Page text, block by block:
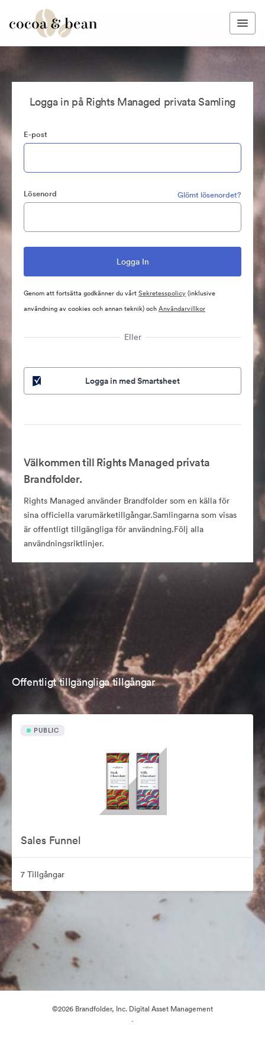
Logga in på Rights Managed privata Samling
E-post
Lösenord Glömt lösenordet?
Genom att fortsätta godkänner du vårtSekretesspolicy(inklusive
användning av cookies och annan teknik) ochAnvändarvillkor
Eller
Logga in med Smartsheet
Välkommen till Rights Managed privata
Brandfolder.
Rights Managed använder Brandfolder som en källa för
sina officiella varumärketillgångar.Samlingarna som visas
är offentligt tillgängliga för användning.Följ alla
användningsriktlinjer.
Offentligt tillgängliga tillgångar
PUBLIC
Sales Funnel
7 Tillgångar
©2026 Brandfolder, Inc. Digital Asset Management
·